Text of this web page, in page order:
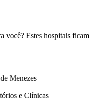
você? Estes hospitais ficam
Menezes
e Clínicas